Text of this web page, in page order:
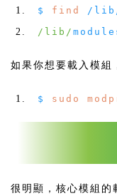
$ find / lib
/lib/
如果你想要載入模組
$ sudo
很明顯，核心模組的